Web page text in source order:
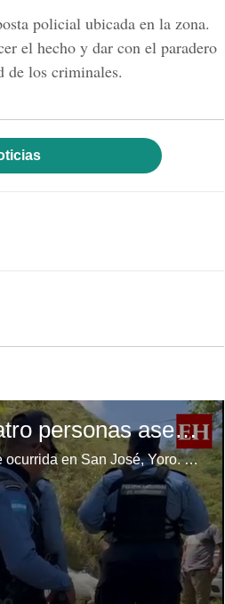
policial ubicada en la zona.
el hecho y dar con el paradero
de los criminales.
Masacre en San José, Yoro: Cuatro personas asesinadas y autoridades investigan el móvil
Cuatro personas fueron asesinadas en una masacre ocurrida en San José, Yoro. Las autoridades han iniciado investigaciones para esclarecer el móvil del crimen y dar con los responsables de este hecho violento que ha conmocionado a la comunidad.